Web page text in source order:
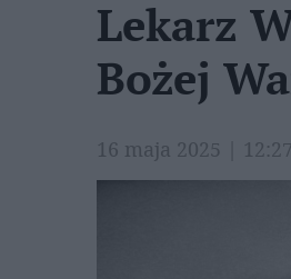
Lekarz
Bożej
16 maja 2025 |